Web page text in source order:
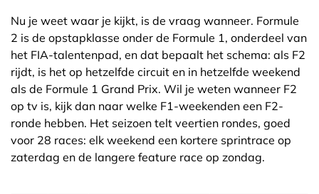
Nu je weet waar je kijkt, is de vraag wanneer. Formule
2 is de opstapklasse onder de Formule 1, onderdeel van
het FIA-talentenpad, en dat bepaalt het schema: als F2
rijdt, is het op hetzelfde circuit en in hetzelfde weekend
als de Formule 1 Grand Prix. Wil je weten wanneer F2
op tv is, kijk dan naar welke F1-weekenden een F2-
ronde hebben. Het seizoen telt veertien rondes, goed
voor 28 races: elk weekend een kortere sprintrace op
zaterdag en de langere feature race op zondag.